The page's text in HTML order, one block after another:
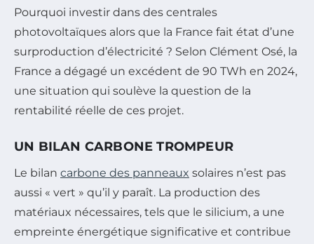
Pourquoi investir dans des centrales
photovoltaïques alors que la France fait état d’une
surproduction d’électricité ? Selon Clément Osé, la
France a dégagé un excédent de 90 TWh en 2024,
une situation qui soulève la question de la
rentabilité réelle de ces projet.
UN BILAN CARBONE TROMPEUR
Le bilan carbone des panneaux solaires n’est pas
aussi « vert » qu’il y paraît. La production des
matériaux nécessaires, tels que le silicium, a une
empreinte énergétique significative et contribue